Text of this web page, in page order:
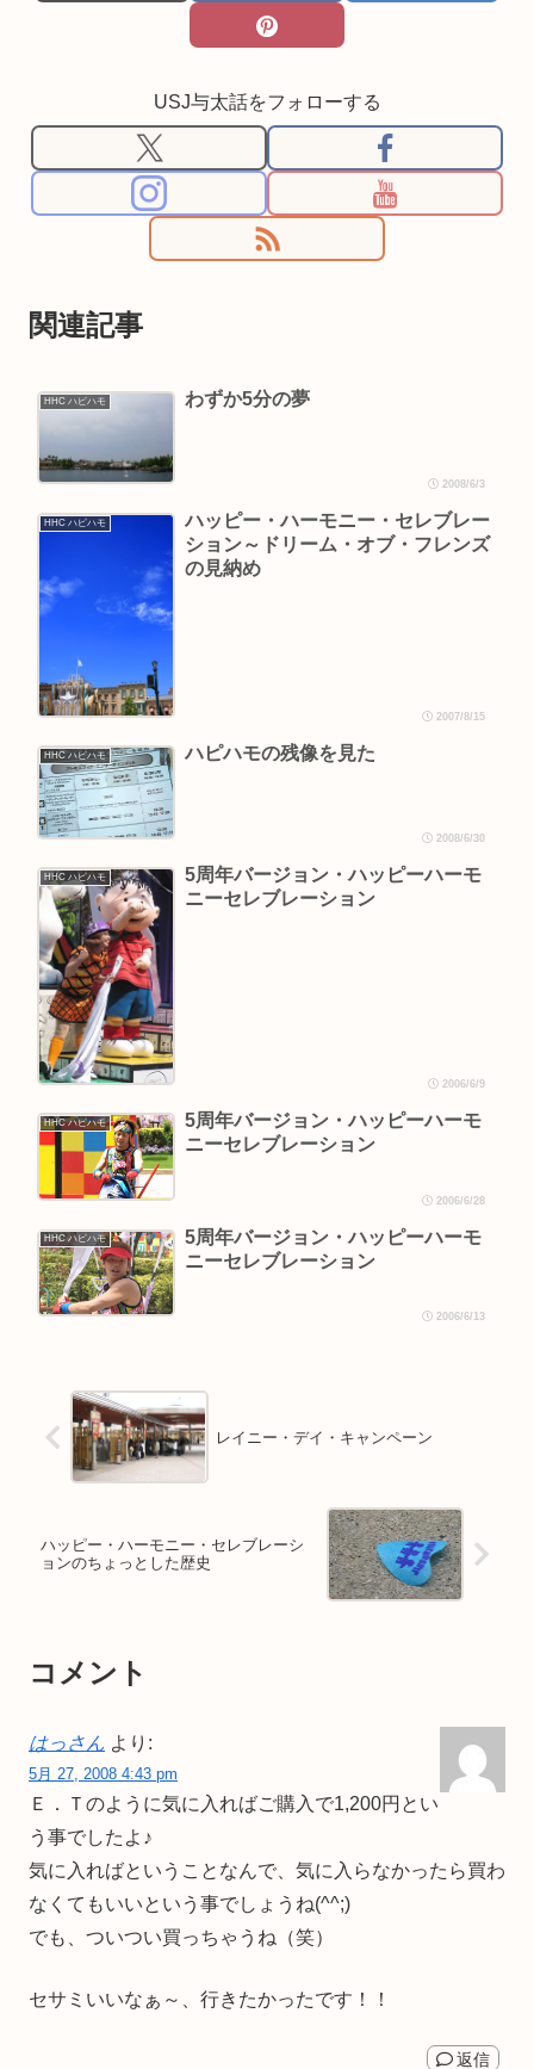
USJ与太話をフォローする
関連記事
HHC ハピハモ わずか5分の夢
2008/6/3
HHC ハピハモ
ハッピー・ハーモニー・セレブレー
ション～ドリーム・オブ・フレンズ
の見納め
2007/8/15
HHC ハピハモ ハピハモの残像を見た
2008/6/30
HHC ハピハモ
5周年バージョン・ハッピーハーモ
ニーセレブレーション
2006/6/9
HHC ハピハモ
5周年バージョン・ハッピーハーモ
ニーセレブレーション
2006/6/28
HHC ハピハモ
5周年バージョン・ハッピーハーモ
ニーセレブレーション
2006/6/13
レイニー・デイ・キャンペーン
ハッピー・ハーモニー・セレブレーシ
ョンのちょっとした歴史
コメント
はっさん より:
5月 27, 2008 4:43 pm
Ｅ．Ｔのように気に入ればご購入で1,200円とい
う事でしたよ♪
気に入ればということなんで、気に入らなかったら買わ
なくてもいいという事でしょうね(^^;)
でも、ついつい買っちゃうね（笑）
セサミいいなぁ～、行きたかったです！！
返信